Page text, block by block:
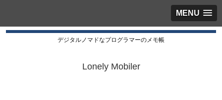
MENU
デジタルノマドなプログラマーのメモ帳
Lonely Mobiler